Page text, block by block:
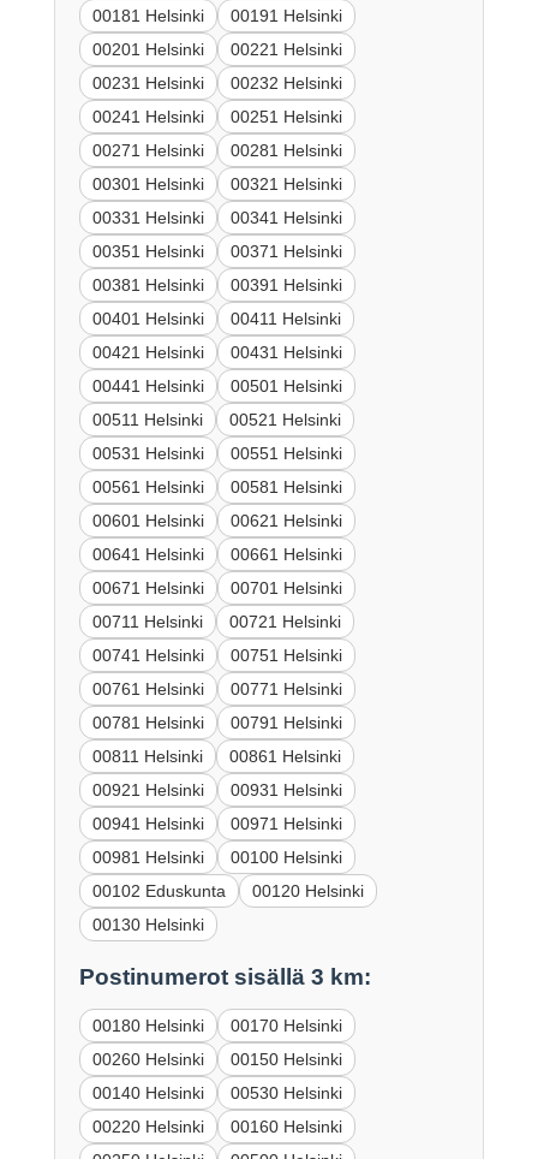
00181 Helsinki
00191 Helsinki
00201 Helsinki
00221 Helsinki
00231 Helsinki
00232 Helsinki
00241 Helsinki
00251 Helsinki
00271 Helsinki
00281 Helsinki
00301 Helsinki
00321 Helsinki
00331 Helsinki
00341 Helsinki
00351 Helsinki
00371 Helsinki
00381 Helsinki
00391 Helsinki
00401 Helsinki
00411 Helsinki
00421 Helsinki
00431 Helsinki
00441 Helsinki
00501 Helsinki
00511 Helsinki
00521 Helsinki
00531 Helsinki
00551 Helsinki
00561 Helsinki
00581 Helsinki
00601 Helsinki
00621 Helsinki
00641 Helsinki
00661 Helsinki
00671 Helsinki
00701 Helsinki
00711 Helsinki
00721 Helsinki
00741 Helsinki
00751 Helsinki
00761 Helsinki
00771 Helsinki
00781 Helsinki
00791 Helsinki
00811 Helsinki
00861 Helsinki
00921 Helsinki
00931 Helsinki
00941 Helsinki
00971 Helsinki
00981 Helsinki
00100 Helsinki
00102 Eduskunta
00120 Helsinki
00130 Helsinki
Postinumerot sisällä 3 km:
00180 Helsinki
00170 Helsinki
00260 Helsinki
00150 Helsinki
00140 Helsinki
00530 Helsinki
00220 Helsinki
00160 Helsinki